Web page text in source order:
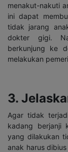
menakut-nakuti
ini dapat
tidak jarang
dokter gigi.
berkunjung ke
melakukan
3.
Agar tidak
kadang berjanji
yang dilakukan
anak harus